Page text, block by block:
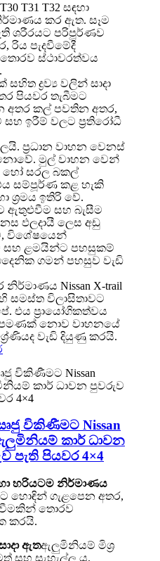
T31 T32 සඳහා
කර ඇත. සෑම
ශරීරයට පරිපූර්ණව
රිය පැදවීමේදී
ස්ථාවරත්වය
ද්‍රව්‍ය වලින් සාදා
පියවර තැබීමට
අතර කල් පවතින අතර,
ඉරීම් වලට ප්‍රතිරෝධී
ප්‍රධාන වාහන වෙනස්
මුල් වාහන වෙන්
හෝ සරල බකල්
සම්පූර්ණ කළ හැකි
ශ්‍රමය ඉතිරි වේ.
ඇතුළුවීම සහ බැසීම
ඵලදායී ලෙස අඩු
විශේෂයෙන්
සහ ළමයින්ට පහසුකම්
ගමන් පහසුව වැඩි
නිර්මාණය Nissan X-trail
හි සමස්ත විලාසිතාවට
එය ප්‍රායෝගිකත්වය
නොව වාහනයේ
වැඩි දියුණු කරයි.
විකිණීමට Nissan
ඇලුමිනියම් කාර් ධාවන
පැති පියවර 4×4
හරියටම නිර්මාණය
හොඳින් ගැළපෙන අතර,
තොරව
කරයි.
ඇතඇලුමිනියම් මිශ්‍ර
සහ සැහැල්ලු ය.